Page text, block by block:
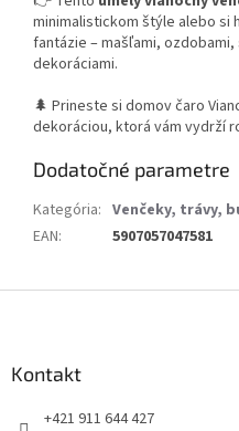
minimalistickom štýle alebo
fantázie – mašľami,
dekoráciami.
🌲 Prineste si domov čaro
dekoráciou, ktorá vám vydrží
Dodatočné parametre
Kategória: Venčeky, trávy,
EAN: 5907057047581
Kontakt
+421 911 644 427